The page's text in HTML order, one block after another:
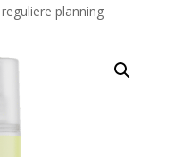
planning